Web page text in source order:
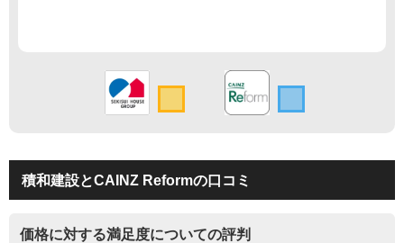
積和建設とCAINZ Reformの口コミ
価格に対する満足度についての評判